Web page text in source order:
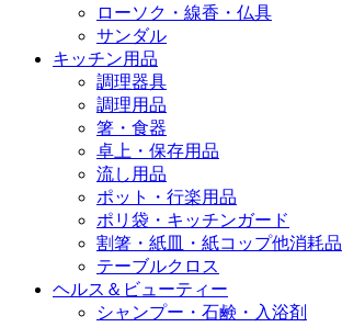
ローソク・線香・仏具
サンダル
キッチン用品
調理器具
調理用品
箸・食器
卓上・保存用品
流し用品
ポット・行楽用品
ポリ袋・キッチンガード
割箸・紙皿・紙コップ他消耗品
テーブルクロス
ヘルス＆ビューティー
シャンプー・石鹸・入浴剤